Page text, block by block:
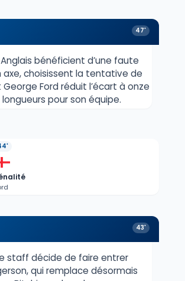
47'
Anglais bénéficient d’une faute
axe, choisissent la tentative de
Ford réduit l’écart à onze
longueurs pour son équipe.
43'
staff décide de faire entrer
qui remplace désormais